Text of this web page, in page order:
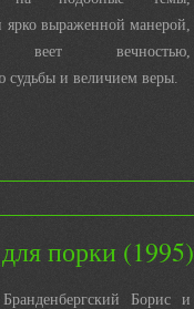
ярко выраженной манерой,
вечностью,
судьбы и величием веры.
порки (1995)
Борис и